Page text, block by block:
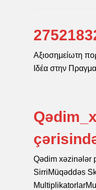
Αξιοσημείωτη
Ιδέα στην
Qədim xəzinələr
SirriMüqəddəs